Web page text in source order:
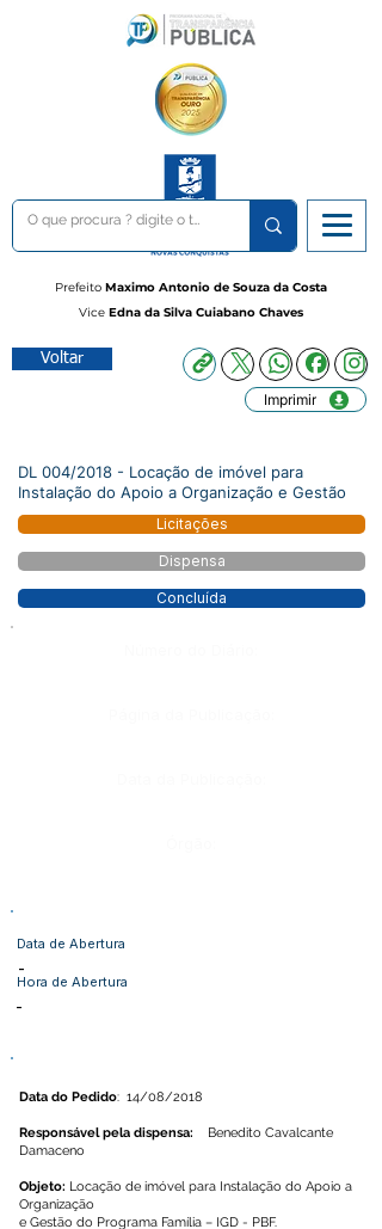
Prefeito Maximo Antonio de Souza da Costa
Vice Edna da Silva Cuiabano Chaves
Voltar
Imprimir
DL 004/2018 - Locação de imóvel para
Instalação do Apoio a Organização e Gestão
Licitações
Dispensa
Concluída
Data de Abertura
-
Hora de Abertura
-
Data do Pedido: 14/08/2018
Responsável pela dispensa: Benedito Cavalcante
Damaceno
Objeto: Locação de imóvel para Instalação do Apoio a
Organização
e Gestão do Programa Família – IGD - PBF.